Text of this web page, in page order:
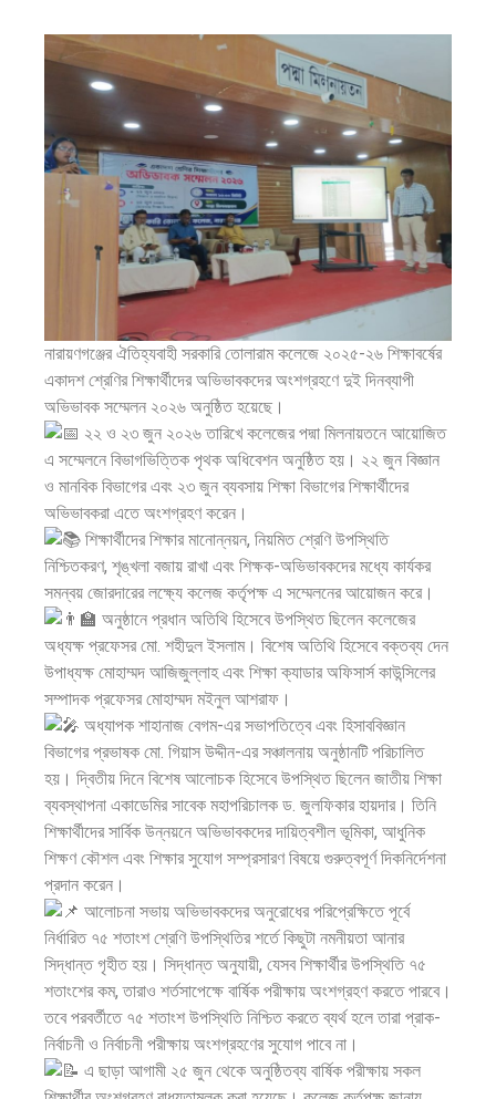
নারায়ণগঞ্জের ঐতিহ্যবাহী সরকারি তোলারাম কলেজে ২০২৫-২৬ শিক্ষাবর্ষের
একাদশ শ্রেণির শিক্ষার্থীদের অভিভাবকদের অংশগ্রহণে দুই দিনব্যাপী
অভিভাবক সম্মেলন ২০২৬ অনুষ্ঠিত হয়েছে।
২২ ও ২৩ জুন ২০২৬ তারিখে কলেজের পদ্মা মিলনায়তনে আয়োজিত
এ সম্মেলনে বিভাগভিত্তিক পৃথক অধিবেশন অনুষ্ঠিত হয়। ২২ জুন বিজ্ঞান
ও মানবিক বিভাগের এবং ২৩ জুন ব্যবসায় শিক্ষা বিভাগের শিক্ষার্থীদের
অভিভাবকরা এতে অংশগ্রহণ করেন।
শিক্ষার্থীদের শিক্ষার মানোন্নয়ন, নিয়মিত শ্রেণি উপস্থিতি
নিশ্চিতকরণ, শৃঙ্খলা বজায় রাখা এবং শিক্ষক-অভিভাবকদের মধ্যে কার্যকর
সমন্বয় জোরদারের লক্ষ্যে কলেজ কর্তৃপক্ষ এ সম্মেলনের আয়োজন করে।
অনুষ্ঠানে প্রধান অতিথি হিসেবে উপস্থিত ছিলেন কলেজের
অধ্যক্ষ প্রফেসর মো. শহীদুল ইসলাম। বিশেষ অতিথি হিসেবে বক্তব্য দেন
উপাধ্যক্ষ মোহাম্মদ আজিজুল্লাহ এবং শিক্ষা ক্যাডার অফিসার্স কাউন্সিলের
সম্পাদক প্রফেসর মোহাম্মদ মইনুল আশরাফ।
অধ্যাপক শাহানাজ বেগম-এর সভাপতিত্বে এবং হিসাববিজ্ঞান
বিভাগের প্রভাষক মো. গিয়াস উদ্দীন-এর সঞ্চালনায় অনুষ্ঠানটি পরিচালিত
হয়। দ্বিতীয় দিনে বিশেষ আলোচক হিসেবে উপস্থিত ছিলেন জাতীয় শিক্ষা
ব্যবস্থাপনা একাডেমির সাবেক মহাপরিচালক ড. জুলফিকার হায়দার। তিনি
শিক্ষার্থীদের সার্বিক উন্নয়নে অভিভাবকদের দায়িত্বশীল ভূমিকা, আধুনিক
শিক্ষণ কৌশল এবং শিক্ষার সুযোগ সম্প্রসারণ বিষয়ে গুরুত্বপূর্ণ দিকনির্দেশনা
প্রদান করেন।
আলোচনা সভায় অভিভাবকদের অনুরোধের পরিপ্রেক্ষিতে পূর্বে
নির্ধারিত ৭৫ শতাংশ শ্রেণি উপস্থিতির শর্তে কিছুটা নমনীয়তা আনার
সিদ্ধান্ত গৃহীত হয়। সিদ্ধান্ত অনুযায়ী, যেসব শিক্ষার্থীর উপস্থিতি ৭৫
শতাংশের কম, তারাও শর্তসাপেক্ষে বার্ষিক পরীক্ষায় অংশগ্রহণ করতে পারবে।
তবে পরবর্তীতে ৭৫ শতাংশ উপস্থিতি নিশ্চিত করতে ব্যর্থ হলে তারা প্রাক-
নির্বাচনী ও নির্বাচনী পরীক্ষায় অংশগ্রহণের সুযোগ পাবে না।
এ ছাড়া আগামী ২৫ জুন থেকে অনুষ্ঠিতব্য বার্ষিক পরীক্ষায় সকল